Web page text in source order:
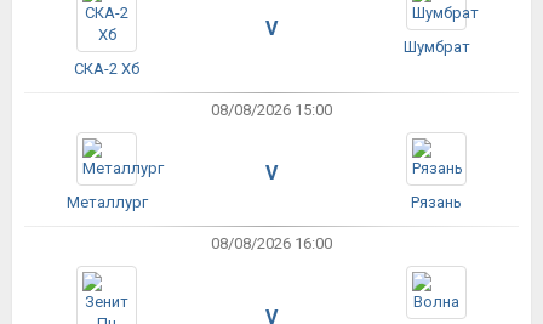
СКА-2 Хб
V
Шумбрат
08/08/2026 15:00
Металлург
V
Рязань
08/08/2026 16:00
V